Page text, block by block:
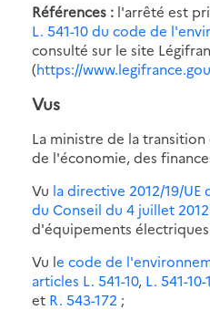
Références : l'arrêté est
L. 541-10 du code de
consulté sur le site
(https://
Vus
La ministre de la
de l'économie, des
Vu la directive 2012/19/
du Conseil du 4 juillet 2012
d'équipements électriques
Vu le code de
articles L. 541-10, L. 541-10-
et R. 543-172 ;